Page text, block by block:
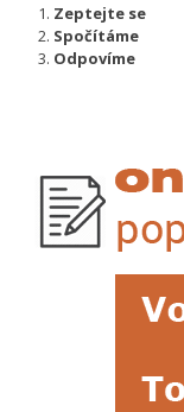
Zeptejte se
Spočítáme
Odpovíme